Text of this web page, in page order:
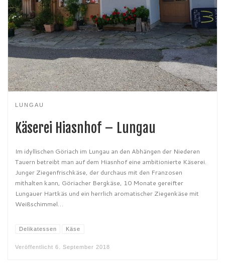
LUNGAU
Käserei Hiasnhof – Lungau
Im idyllischen Göriach im Lungau an den Abhängen der Niederen
Tauern betreibt man auf dem Hiasnhof eine ambitionierte Käserei.
Junger Ziegenfrischkäse, der durchaus mit den Franzosen
mithalten kann, Göriacher Bergkäse, 10 Monate gereifter
Lungauer Hartkäs und ein herrlich aromatischer Ziegenkäse mit
Weißschimmel…
Delikatessen Käse
Veröffentlicht 6. September 2018